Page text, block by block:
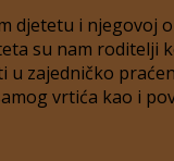
djetetu i njegovoj
su nam roditelji
zajedničko
vrtića kao i